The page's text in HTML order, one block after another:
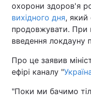
охорони здоров'я
вихідного дня, який
продовжувати.
введення локдауну
Про це заявив
ефірі каналу "
"Поки ми бачимо